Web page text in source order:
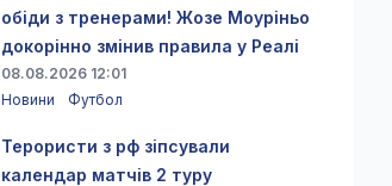
обіди з тренерами! Жозе Моуріньо
докорінно змінив правила у Реалі
08.08.2026 12:01
Новини
Футбол
Терористи з рф зіпсували
календар матчів 2 туру